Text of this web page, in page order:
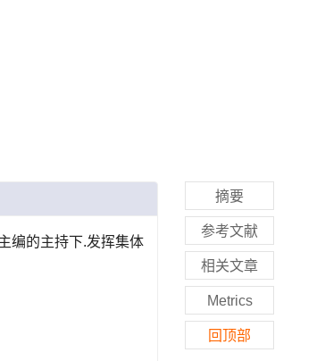
编的主持下.发挥集体
摘要
参考文献
相关文章
Metrics
回顶部